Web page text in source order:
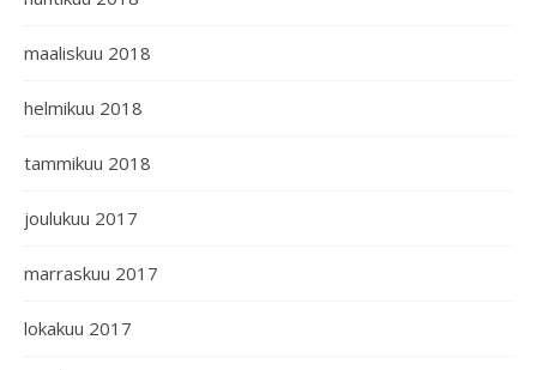
maaliskuu 2018
helmikuu 2018
tammikuu 2018
joulukuu 2017
marraskuu 2017
lokakuu 2017